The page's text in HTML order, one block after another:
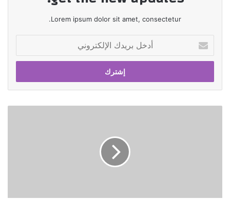
Lorem ipsum dolor sit amet, consectetur.
بريدك
الإلكتروني